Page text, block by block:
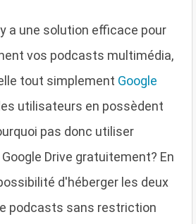
a une solution efficace pour
vos podcasts multimédia,
tout simplement Google
utilisateurs en possèdent
pas donc utiliser
Drive gratuitement? En
d'héberger les deux
podcasts sans restriction